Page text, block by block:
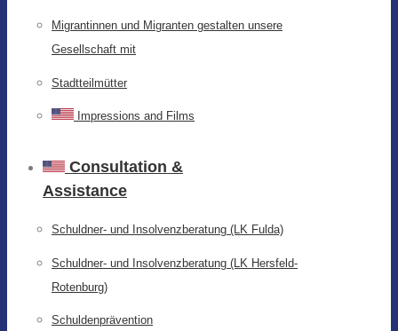
Migrantinnen und Migranten gestalten unsere
Gesellschaft mit
Stadtteilmütter
Impressions and Films
Consultation &
Assistance
Schuldner- und Insolvenzberatung (LK Fulda)
Schuldner- und Insolvenzberatung (LK Hersfeld-
Rotenburg)
Schuldenprävention